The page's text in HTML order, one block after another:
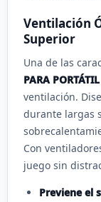
Ventilación
Superior
Una de las
PARA
ventilación.
durante largas
Con
juego sin
Previene el